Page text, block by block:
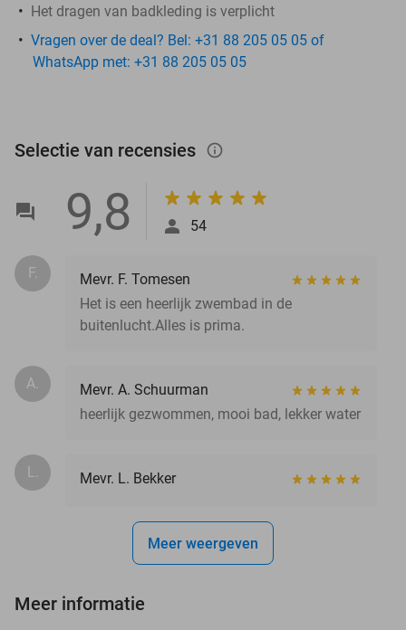
Het dragen van badkleding is verplicht
Vragen over de deal? Bel: +31 88 205 05 05 of
WhatsApp met: +31 88 205 05 05
Selectie van recensies info_outlined
9,8 54
F.
Mevr. F. Tomesen
Het is een heerlijk zwembad in de
buitenlucht.Alles is prima.
A.
Mevr. A. Schuurman
heerlijk gezwommen, mooi bad, lekker water
L. Mevr. L. Bekker
Meer weergeven
Meer informatie